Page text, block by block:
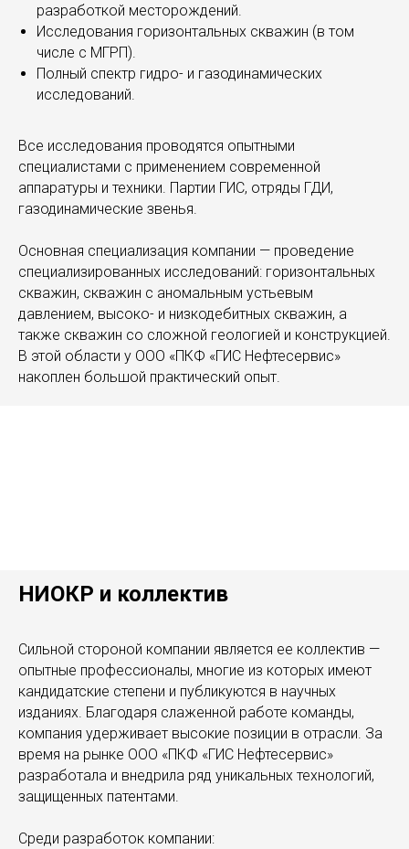
разработкой месторождений.
Исследования горизонтальных скважин (в том
числе с МГРП).
Полный спектр гидро- и газодинамических
исследований.
Все исследования проводятся опытными
специалистами с применением современной
аппаратуры и техники. Партии ГИС, отряды ГДИ,
газодинамические звенья.
Основная специализация компании — проведение
специализированных исследований: горизонтальных
скважин, скважин с аномальным устьевым
давлением, высоко- и низкодебитных скважин, а
также скважин со сложной геологией и конструкцией.
В этой области у ООО «ПКФ «ГИС Нефтесервис»
накоплен большой практический опыт.
НИОКР и коллектив
Сильной стороной компании является ее коллектив —
опытные профессионалы, многие из которых имеют
кандидатские степени и публикуются в научных
изданиях. Благодаря слаженной работе команды,
компания удерживает высокие позиции в отрасли. За
время на рынке ООО «ПКФ «ГИС Нефтесервис»
разработала и внедрила ряд уникальных технологий,
защищенных патентами.
Среди разработок компании: